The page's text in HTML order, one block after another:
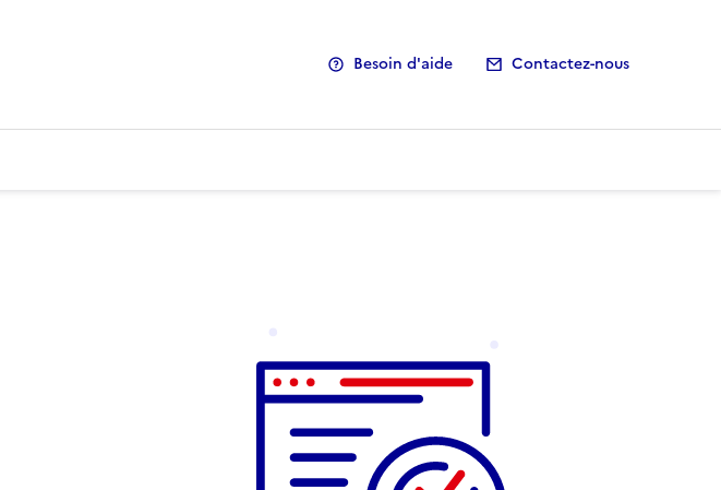
Besoin d'aide Contactez-nous